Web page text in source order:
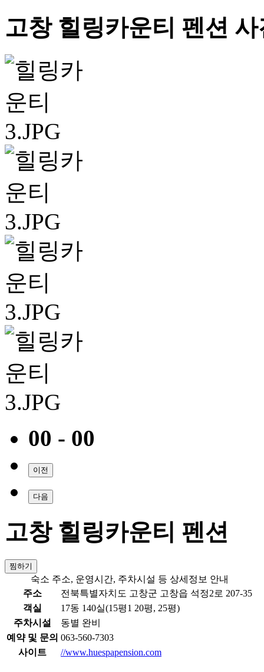
고창 힐링카운티 펜션
00 - 00
이전
다음
고창 힐링카운티 펜션
찜하기
숙소 주소, 운영시간, 주차시설 등 상세정보 안내
주소
전북특별자치도 고창군 고창읍 석정2로 207-35
객실
17동 140실(15평1 20평, 25평)
주차시설
동별 완비
예약 및 문의 063-560-7303
사이트
//www.huespapension.com